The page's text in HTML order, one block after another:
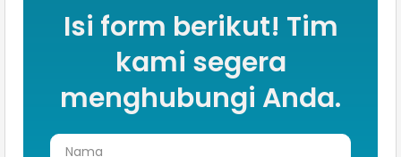
Isi form berikut! Tim
kami segera
menghubungi Anda.